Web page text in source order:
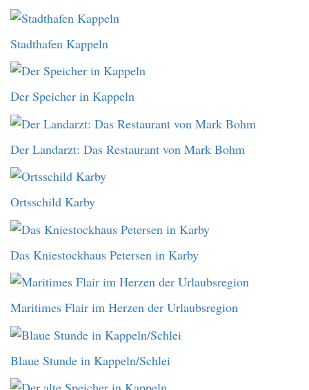
Stadthafen Kappeln
Der Speicher in Kappeln
Der Landarzt: Das Restaurant von Mark Bohm
Ortsschild Karby
Das Kniestockhaus Petersen in Karby
Maritimes Flair im Herzen der Urlaubsregion
Blaue Stunde in Kappeln/Schlei